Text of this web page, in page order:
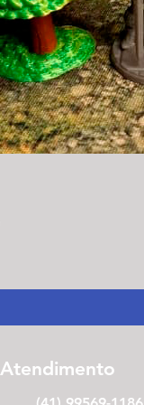
Atendimento